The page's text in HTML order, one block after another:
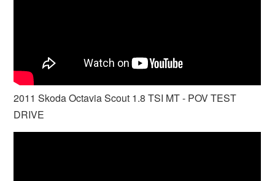
2011 Skoda Octavia Scout 1.8 TSI MT - POV TEST
DRIVE